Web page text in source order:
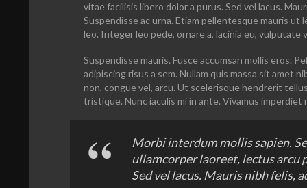
vitae facilisis libero dolor a purus. Sed vel lacus.
Suspendisse ac urna. Etiam pellentesque mauris
leo. Integer leo pede, ornare a, lacinia eu, vulputate
Suspendisse mauris. Fusce accumsan mollis eros.
adipiscing risus a sem. Nullam quis massa sit amet
non, congue vel, arcu. Ut scelerisque hendrerit
tristique. Nunc iaculis mi in ante. Vivamus imperdiet
Morbi interdum mollis sapien.
ullamcorper laoreet, lectus arcu
Sed vel lacus. Mauris nibh felis,